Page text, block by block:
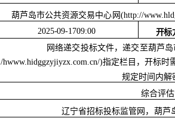
葫芦岛市公共资源交易中心网(http://
2025-09-1709:00 开标
网络递交投标文件，递交至葫芦
/hwww.hidggzyjiyzx.com.cn/)指定栏目，开标时
规定时间内解
综合评
辽宁省招标投标监管网，葫芦